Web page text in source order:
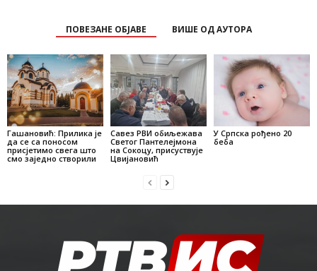
ПОВЕЗАНЕ ОБЈАВЕ ВИШЕ ОД АУТОРА
Гашановић: Прилика је
да се са поносом
присјетимо свега што
смо заједно створили
Савез РВИ обиљежава
Светог Пантелејмона
на Сокоцу, присуствује
Цвијановић
У Српска рођено 20
беба